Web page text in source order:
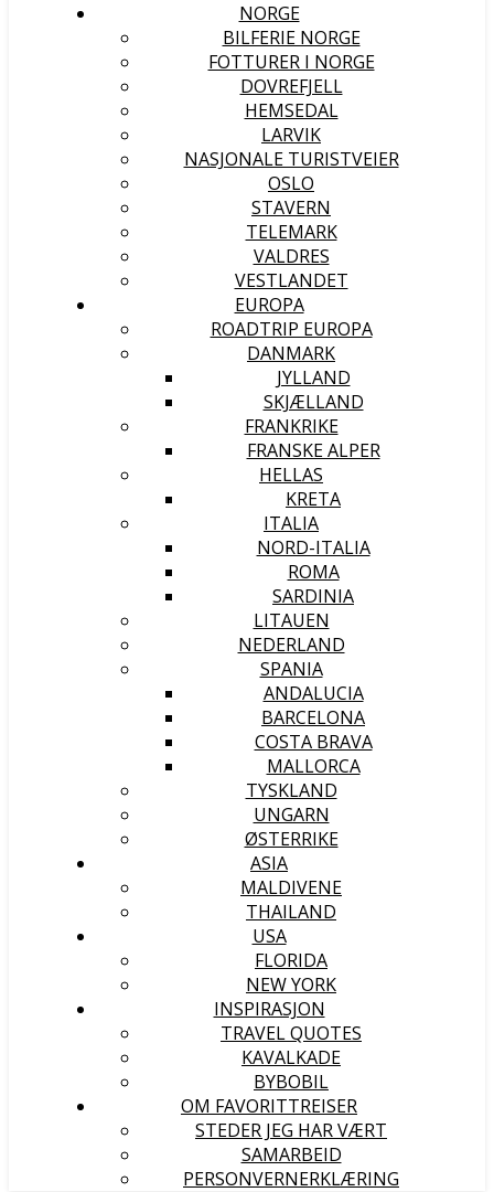
NORGE
BILFERIE NORGE
FOTTURER I NORGE
DOVREFJELL
HEMSEDAL
LARVIK
NASJONALE TURISTVEIER
OSLO
STAVERN
TELEMARK
VALDRES
VESTLANDET
EUROPA
ROADTRIP EUROPA
DANMARK
JYLLAND
SKJÆLLAND
FRANKRIKE
FRANSKE ALPER
HELLAS
KRETA
ITALIA
NORD-ITALIA
ROMA
SARDINIA
LITAUEN
NEDERLAND
SPANIA
ANDALUCIA
BARCELONA
COSTA BRAVA
MALLORCA
TYSKLAND
UNGARN
ØSTERRIKE
ASIA
MALDIVENE
THAILAND
USA
FLORIDA
NEW YORK
INSPIRASJON
TRAVEL QUOTES
KAVALKADE
BYBOBIL
OM FAVORITTREISER
STEDER JEG HAR VÆRT
SAMARBEID
PERSONVERNERKLÆRING